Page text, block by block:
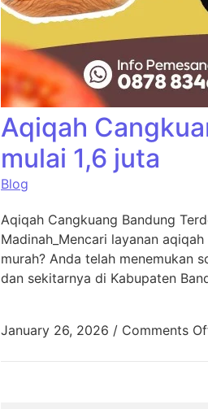
Aqiqah
mulai 1,6 juta
Blog
Aqiqah Cangkuang Bandung
Madinah_Mencari layanan
murah? Anda telah menemukan
dan sekitarnya di Kabupaten
January 26, 2026 / Comments